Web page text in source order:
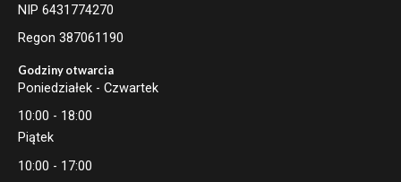
NIP 6431774270
Regon 387061190
Godziny otwarcia
Poniedziałek - Czwartek
10:00 - 18:00
Piątek
10:00 - 17:00